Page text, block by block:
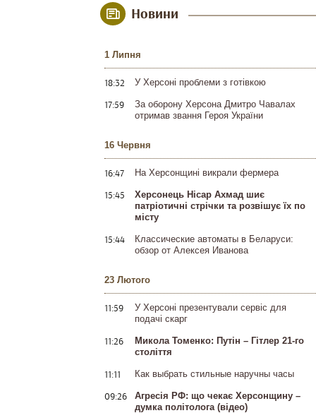
Новини
1 Липня
18:32 У Херсоні проблеми з готівкою
17:59
За оборону Херсона Дмитро Чавалах
отримав звання Героя України
16 Червня
16:47 На Херсонщині викрали фермера
15:45
Херсонець Нісар Ахмад шиє
патріотичні стрічки та розвішує їх по
місту
15:44
Классические автоматы в Беларуси:
обзор от Алексея Иванова
23 Лютого
11:59
У Херсоні презентували сервіс для
подачі скарг
11:26
Микола Томенко: Путін – Гітлер 21-го
століття
11:11 Как выбрать стильные наручны часы
09:26
Агресія РФ: що чекає Херсонщину –
думка політолога (відео)